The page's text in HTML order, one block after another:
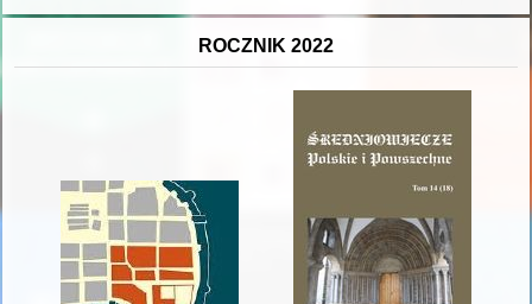
ROCZNIK 2022